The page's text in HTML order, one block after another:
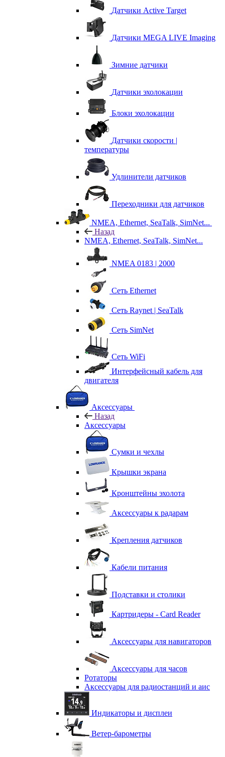
Датчики Active Target
Датчики MEGA LIVE Imaging
Зимние датчики
Датчики эхолокации
Блоки эхолокации
Датчики скорости |
температуры
Удлинители датчиков
Переходники для датчиков
NMEA, Ethernet, SeaTalk, SimNet...
Назад
NMEA, Ethernet, SeaTalk, SimNet...
NMEA 0183 | 2000
Сеть Ethernet
Сеть Raynet | SeaTalk
Сеть SimNet
Сеть WiFi
Интерфейсный кабель для
двигателя
Аксессуары
Назад
Аксессуары
Сумки и чехлы
Крышки экрана
Кронштейны эхолота
Аксессуары к радарам
Крепления датчиков
Кабели питания
Подставки и столики
Картридеры - Card Reader
Аксессуары для навигаторов
Аксессуары для часов
Ротаторы
Аксессуары для радиостанций и аис
Индикаторы и дисплеи
Ветер-барометры